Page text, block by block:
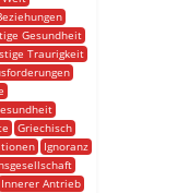
Gesundheit
Traurigkeit
Griechisch
Ignoranz
Innerer Antrieb